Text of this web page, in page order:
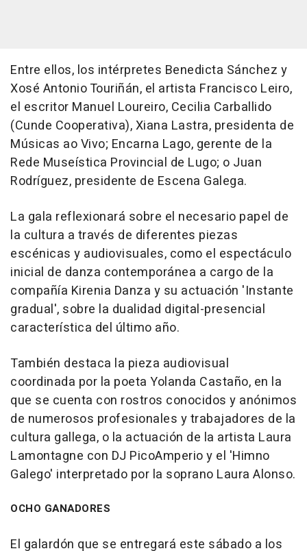
Entre ellos, los intérpretes Benedicta Sánchez y
Xosé Antonio Touriñán, el artista Francisco Leiro,
el escritor Manuel Loureiro, Cecilia Carballido
(Cunde Cooperativa), Xiana Lastra, presidenta de
Músicas ao Vivo; Encarna Lago, gerente de la
Rede Museística Provincial de Lugo; o Juan
Rodríguez, presidente de Escena Galega.
La gala reflexionará sobre el necesario papel de
la cultura a través de diferentes piezas
escénicas y audiovisuales, como el espectáculo
inicial de danza contemporánea a cargo de la
compañía Kirenia Danza y su actuación 'Instante
gradual', sobre la dualidad digital-presencial
característica del último año.
También destaca la pieza audiovisual
coordinada por la poeta Yolanda Castaño, en la
que se cuenta con rostros conocidos y anónimos
de numerosos profesionales y trabajadores de la
cultura gallega, o la actuación de la artista Laura
Lamontagne con DJ PicoAmperio y el 'Himno
Galego' interpretado por la soprano Laura Alonso.
OCHO GANADORES
El galardón que se entregará este sábado a los